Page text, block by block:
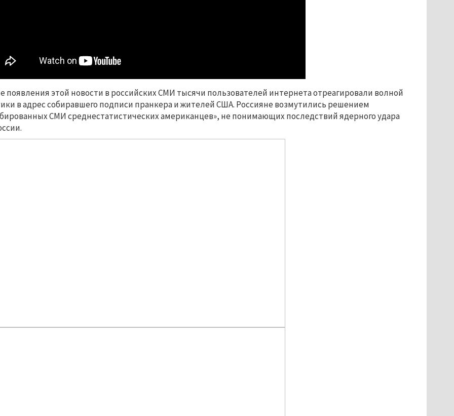
появления этой новости в российских СМИ тысячи пользователей интернета отреагировали волной
в адрес собиравшего подписи пранкера и жителей США. Россияне возмутились решением
СМИ среднестатистических американцев», не понимающих последствий ядерного удара